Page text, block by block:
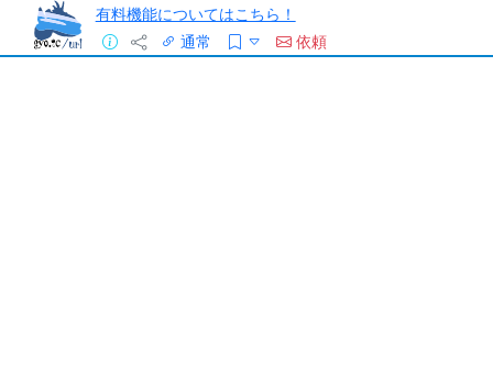
有料機能についてはこちら！
通常
依頼